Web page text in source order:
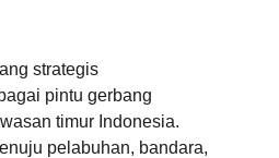
strategis
pintu gerbang
timur Indonesia.
pelabuhan, bandara,